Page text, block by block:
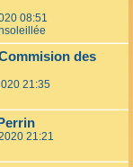
08:51
des
21:35
21:21